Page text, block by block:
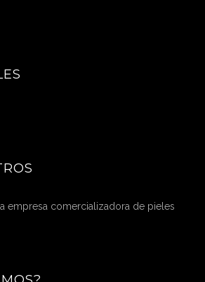
empresa comercializadora de pieles